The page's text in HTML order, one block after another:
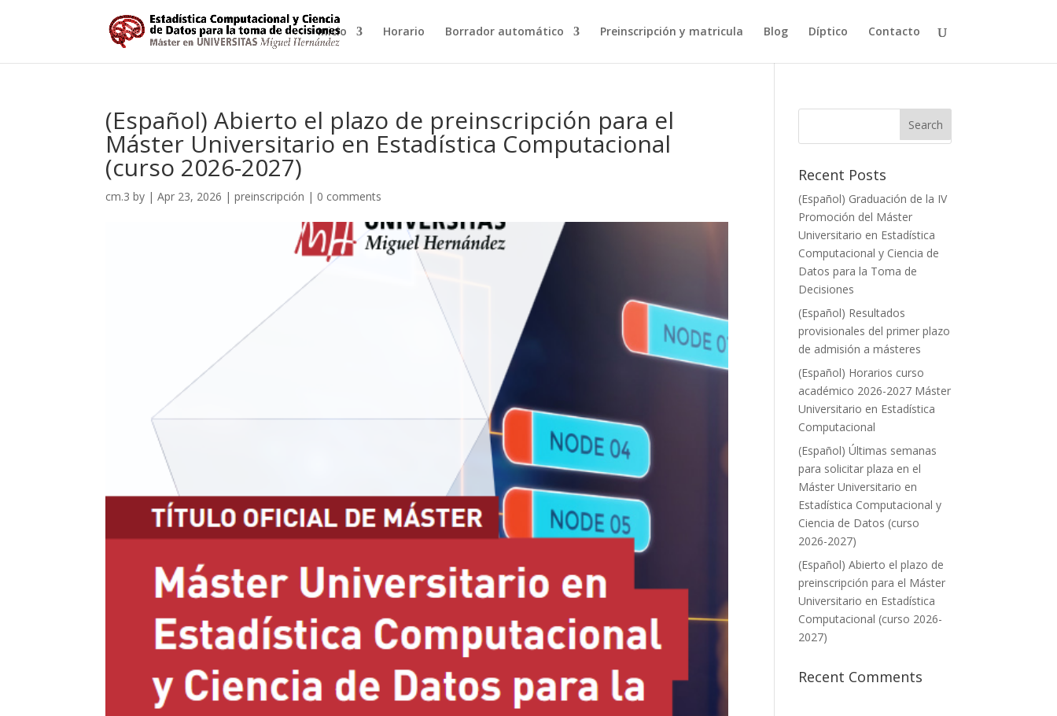
Inicio Horario Borrador automático Preinscripción y matricula Blog Díptico Contacto
(Español) Abierto el plazo de preinscripción para el
Máster Universitario en Estadística Computacional
(curso 2026-2027)
cm.3 by |Apr 23, 2026 |preinscripción | 0 comments
Recent Posts
(Español) Graduación de la IV
Promoción del Máster
Universitario en Estadística
Computacional y Ciencia de
Datos para la Toma de
Decisiones
(Español) Resultados
provisionales del primer plazo
de admisión a másteres
(Español) Horarios curso
académico 2026-2027 Máster
Universitario en Estadística
Computacional
(Español) Últimas semanas
para solicitar plaza en el
Máster Universitario en
Estadística Computacional y
Ciencia de Datos (curso
2026-2027)
(Español) Abierto el plazo de
preinscripción para el Máster
Universitario en Estadística
Computacional (curso 2026-
2027)
Recent Comments